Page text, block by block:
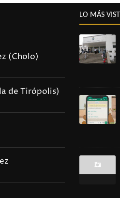
(Cholo)
de Tirópolis)
LO MÁS